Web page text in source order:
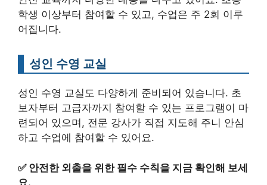
학생 이상부터 참여할 수 있고, 수업은 주 2회 이루
어집니다.
성인 수영 교실
성인 수영 교실도 다양하게 준비되어 있습니다. 초
보자부터 고급자까지 참여할 수 있는 프로그램이 마
련되어 있으며, 전문 강사가 직접 지도해 주니 안심
하고 수업에 참여할 수 있어요.
✅ 안전한 외출을 위한 필수 수칙을 지금 확인해 보세
요.